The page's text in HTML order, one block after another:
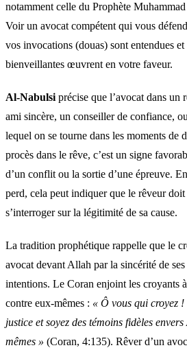
notamment celle du Prophète Muhammad ﷺ au Jour du Jugement.
Voir un avocat compétent qui vous
vos invocations (douas) sont entendues et
bienveillantes œuvrent en votre faveur.
Al-Nabulsi précise que l’avocat dans un
ami sincère, un conseiller de confiance,
lequel on se tourne dans les moments de
procès dans le rêve, c’est un signe
d’un conflit ou la sortie d’une épreuve.
perd, cela peut indiquer que le rêveur
s’interroger sur la légitimité de sa cause.
La tradition prophétique rappelle que le
avocat devant Allah par la sincérité de ses
intentions. Le Coran enjoint les croyants
contre eux-mêmes : « Ô vous qui croyez
justice et soyez des témoins fidèles
mêmes » (Coran, 4:135). Rêver d’un